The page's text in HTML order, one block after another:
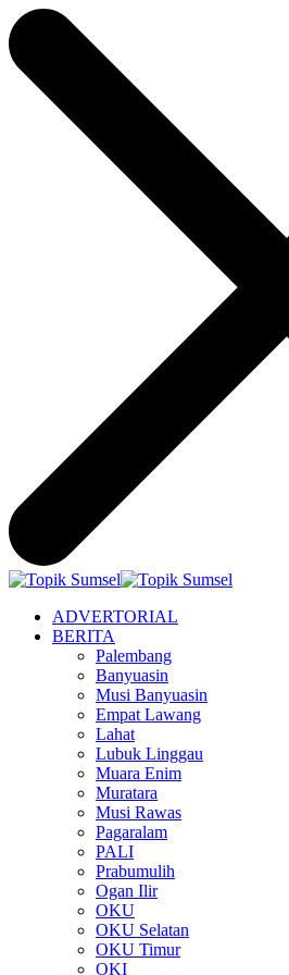
ADVERTORIAL
BERITA
Palembang
Banyuasin
Musi Banyuasin
Empat Lawang
Lahat
Lubuk Linggau
Muara Enim
Muratara
Musi Rawas
Pagaralam
PALI
Prabumulih
Ogan Ilir
OKU
OKU Selatan
OKU Timur
OKI